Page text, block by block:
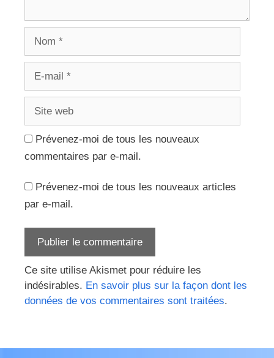
Prévenez-moi de tous les nouveaux
commentaires par e-mail.
Prévenez-moi de tous les nouveaux articles
par e-mail.
Ce site utilise Akismet pour réduire les
indésirables. En savoir plus sur la façon dont les
données de vos commentaires sont traitées.